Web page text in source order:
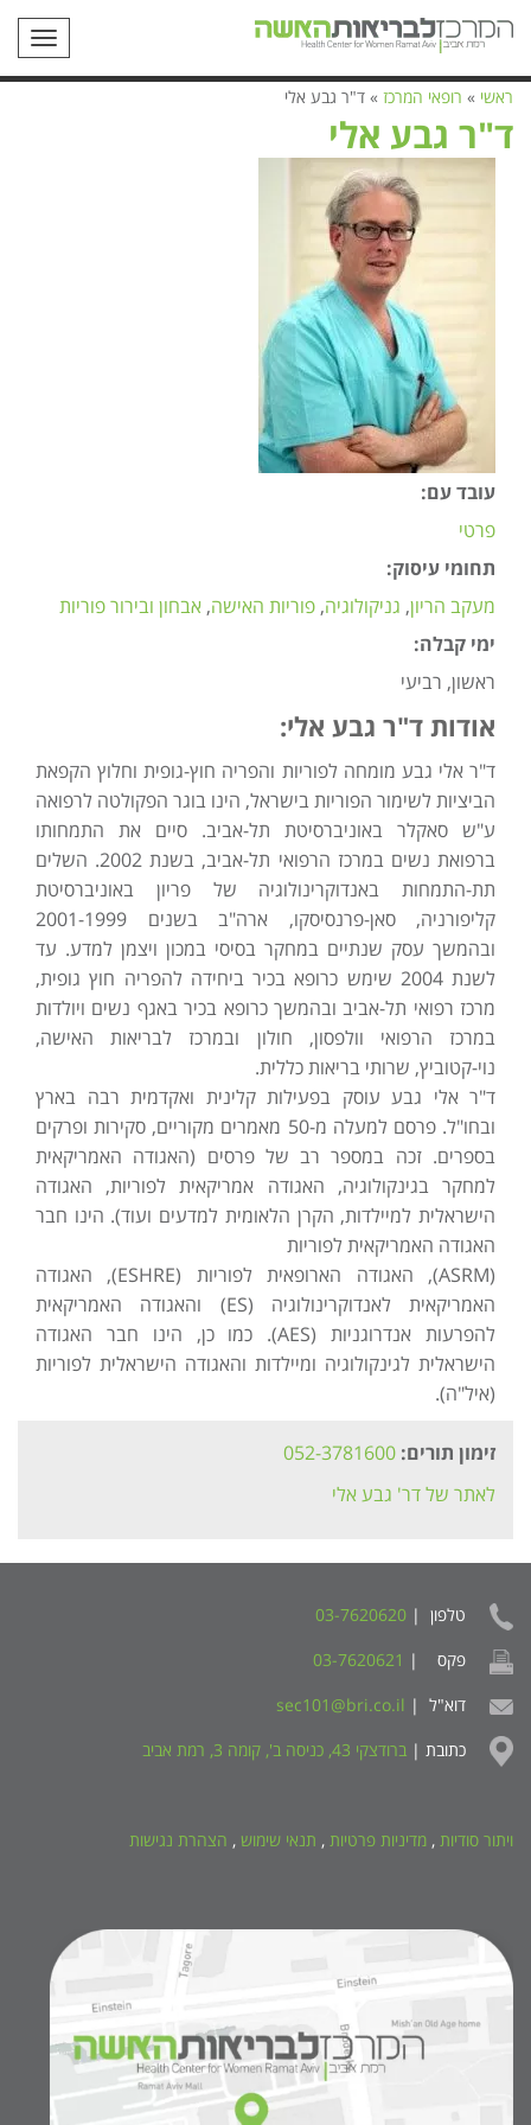
ראשי » רופאי המרכז » ד"ר גבע אלי
ד"ר גבע אלי
עובד עם:
פרטי
תחומי עיסוק:
מעקב הריון גניקולוגיה פוריות האישה אבחון ובירור פוריות
ימי קבלה:
ראשון, רביעי
אודות ד"ר גבע אלי:
ד"ר אלי גבע מומחה לפוריות והפריה חוץ-גופית וחלוץ הקפאת
הביציות לשימור הפוריות בישראל, הינו בוגר הפקולטה לרפואה
ע"ש סאקלר באוניברסיטת תל-אביב. סיים את התמחותו
ברפואת נשים במרכז הרפואי תל-אביב, בשנת 2002. השלים
תת-התמחות באנדוקרינולוגיה של פריון באוניברסיטת
קליפורניה, סאן-פרנסיסקו, ארה"ב בשנים 2001-1999
ובהמשך עסק שנתיים במחקר בסיסי במכון ויצמן למדע. עד
לשנת 2004 שימש כרופא בכיר ביחידה להפריה חוץ גופית,
מרכז רפואי תל-אביב ובהמשך כרופא בכיר באגף נשים ויולדות
במרכז הרפואי וולפסון, חולון ובמרכז לבריאות האישה,
נוי-קטוביץ, שרותי בריאות כללית.
ד"ר אלי גבע עוסק בפעילות קלינית ואקדמית רבה בארץ
ובחו"ל. פרסם למעלה מ-50 מאמרים מקוריים, סקירות ופרקים
בספרים. זכה במספר רב של פרסים (האגודה האמריקאית
למחקר בגינקולוגיה, האגודה אמריקאית לפוריות, האגודה
הישראלית למיילדות, הקרן הלאומית למדעים ועוד). הינו חבר
האגודה האמריקאית לפוריות
(ASRM), האגודה הארופאית לפוריות (ESHRE), האגודה
האמריקאית לאנדוקרינולוגיה (ES) והאגודה האמריקאית
להפרעות אנדרוגניות (AES). כמו כן, הינו חבר האגודה
הישראלית לגינקולוגיה ומיילדות והאגודה הישראלית לפוריות
(איל"ה).
זימון תורים: 052-3781600
לאתר של דר' גבע אלי
טלפון | 03-7620620
פקס | 03-7620621
דוא"ל | sec101@bri.co.il
כתובת | ברודצקי 43, כניסה ב', קומה 3, רמת אביב
ויתור סודיות , מדיניות פרטיות , תנאי שימוש , הצהרת נגישות